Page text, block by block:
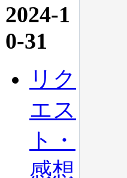
2024-1
0-31
リク
エス
ト・
感想